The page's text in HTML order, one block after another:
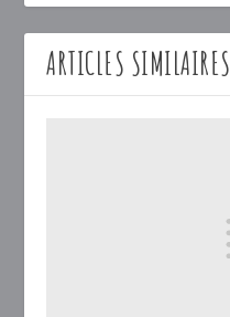
ARTICLES SIMILAIRES